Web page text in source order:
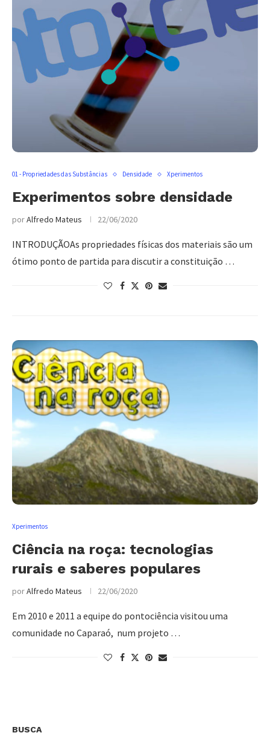
01 - Propriedades das Substâncias Densidade Xperimentos
Experimentos sobre densidade
porAlfredo Mateus 22/06/2020
INTRODUÇÃOAs propriedades físicas dos materiais são um
ótimo ponto de partida para discutir a constituição …
Xperimentos
Ciência na roça: tecnologias
rurais e saberes populares
porAlfredo Mateus 22/06/2020
Em 2010 e 2011 a equipe do pontociência visitou uma
comunidade no Caparaó, num projeto …
BUSCA